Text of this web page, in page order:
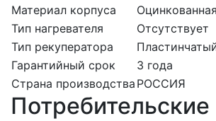
Материал корпуса
Тип нагревателя
Отсутствует
Тип рекуператора
Гарантийный срок
3 года
Страна производства РОССИЯ
Потребительские